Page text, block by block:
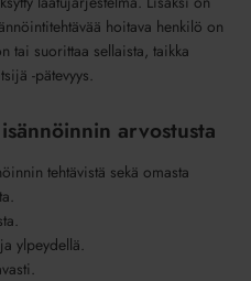
hoitava henkilö on
tai suorittaa sellaista, taikka
-pätevyys.
arvostusta
tehtävistä sekä omasta
ylpeydellä.